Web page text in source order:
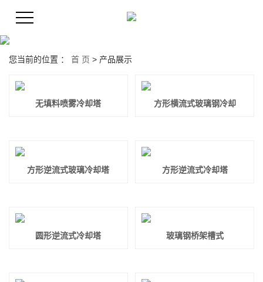
您当前的位置 ： 首 页 > 产品展示
无填料喷雾冷却塔 方形横流式玻璃钢冷却
方形逆流式玻璃冷却塔 方形逆流式冷却塔
圆形逆流式冷却塔 玻璃钢桥架槽式